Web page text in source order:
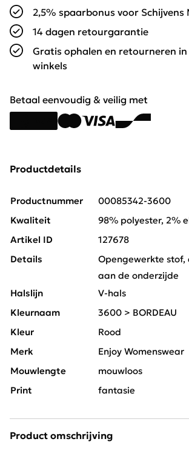
2,5% spaarbonus voor Schijvens
14 dagen retourgarantie
Gratis ophalen en retourneren in
winkels
Betaal eenvoudig & veilig met
Productdetails
Productnummer
00085342-3600
Kwaliteit
98% polyester, 2%
Artikel ID
127678
Details
Opengewerkte stof,
aan de onderzijde
Halslijn
V-hals
Kleurnaam
3600 > BORDEAU
Kleur
Rood
Merk
Enjoy Womenswear
Mouwlengte
mouwloos
Print
fantasie
Product omschrijving